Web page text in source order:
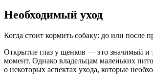
Необходимый уход
Когда стоит кормить собаку: до или после
Открытие глаз у щенков — это значимый и
момент. Однако владельцам маленьких
о некоторых аспектах ухода, которые